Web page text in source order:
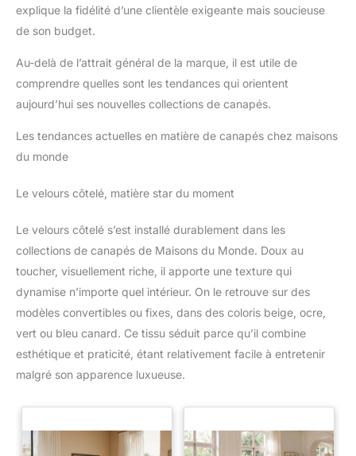
explique la fidélité d’une clientèle exigeante mais soucieuse
de son budget.
Au-delà de l’attrait général de la marque, il est utile de
comprendre quelles sont les tendances qui orientent
aujourd’hui ses nouvelles collections de canapés.
Les tendances actuelles en matière de canapés chez maisons
du monde
Le velours côtelé, matière star du moment
Le velours côtelé s’est installé durablement dans les
collections de canapés de Maisons du Monde. Doux au
toucher, visuellement riche, il apporte une texture qui
dynamise n’importe quel intérieur. On le retrouve sur des
modèles convertibles ou fixes, dans des coloris beige, ocre,
vert ou bleu canard. Ce tissu séduit parce qu’il combine
esthétique et praticité, étant relativement facile à entretenir
malgré son apparence luxueuse.